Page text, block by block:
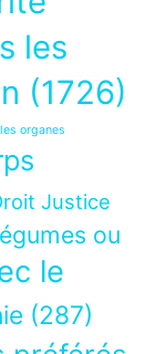
les
(1726)
organes
Justice
ou
le
(287)